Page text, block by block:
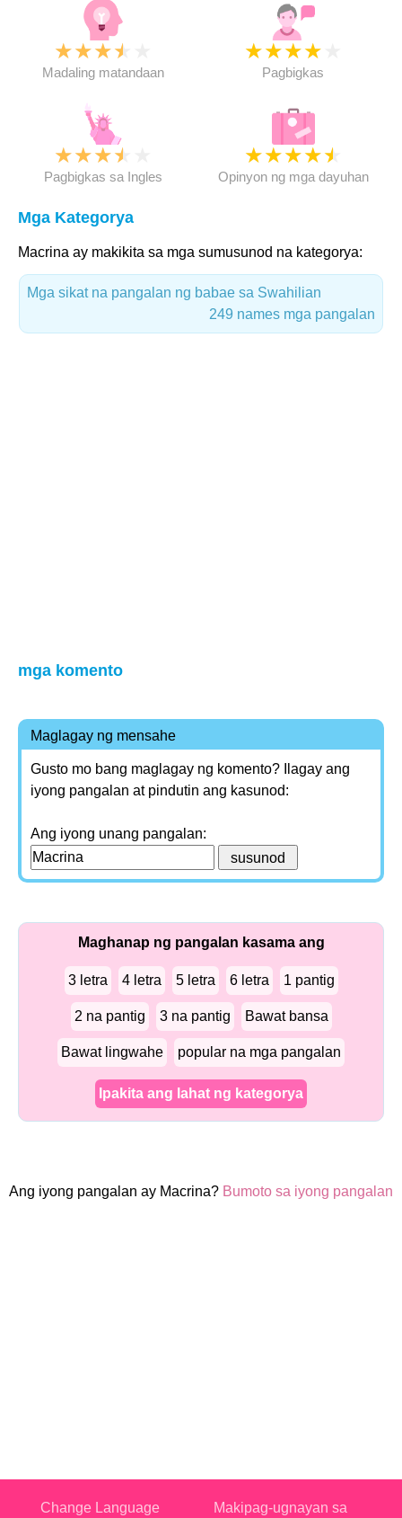
★★★★
Madaling matandaan
★★★★
Pagbigkas
★★★★
Pagbigkas sa Ingles
★★★★★
Opinyon ng mga dayuhan
Mga Kategorya
Macrina ay makikita sa mga sumusunod na kategorya:
Mga sikat na pangalan ng babae sa Swahilian
249 names mga pangalan
mga komento
Maglagay ng mensahe
Gusto mo bang maglagay ng komento? Ilagay ang
iyong pangalan at pindutin ang kasunod:
Ang iyong unang pangalan:
Maghanap ng pangalan kasama ang
3 letra 4 letra 5 letra 6 letra 1 pantig
2 na pantig 3 na pantig Bawat bansa
Bawat lingwahe popular na mga pangalan
Ipakita ang lahat ng kategorya
Ang iyong pangalan ay Macrina? Bumoto sa iyong pangalan
Change Language Makipag-ugnayan sa